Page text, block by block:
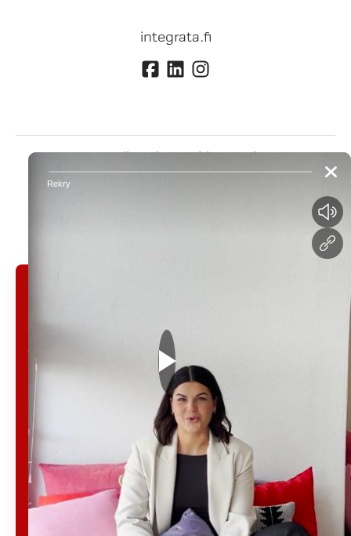
integrata.fi
Työntekijän sisäänkirjautuminen
Hakijan Connect-
· suomi
Työskenteletkö
jo yrityksessä
Integrata?
Rekrytoidaan yhdessä
seuraava kollegasi.
Kirjaudu sisään